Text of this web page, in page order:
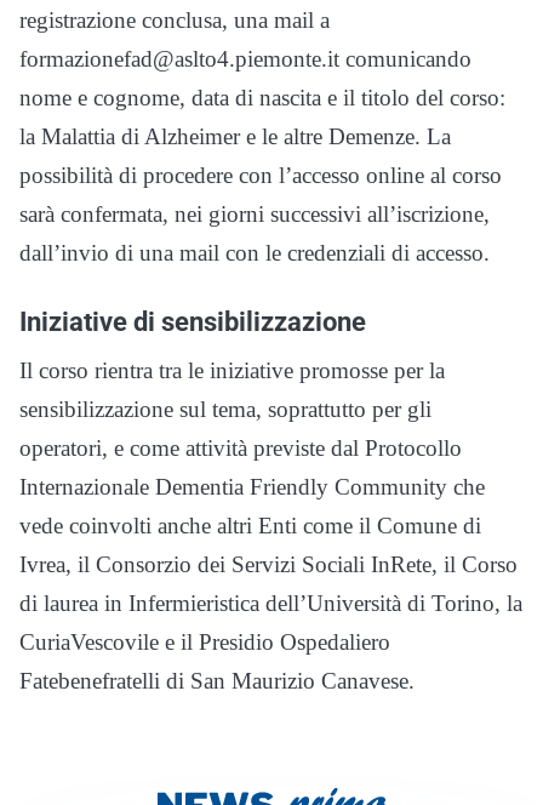
registrazione conclusa, una mail a
formazionefad@aslto4.piemonte.it comunicando
nome e cognome, data di nascita e il titolo del corso:
la Malattia di Alzheimer e le altre Demenze. La
possibilità di procedere con l’accesso online al corso
sarà confermata, nei giorni successivi all’iscrizione,
dall’invio di una mail con le credenziali di accesso.
Iniziative di sensibilizzazione
Il corso rientra tra le iniziative promosse per la
sensibilizzazione sul tema, soprattutto per gli
operatori, e come attività previste dal Protocollo
Internazionale Dementia Friendly Community che
vede coinvolti anche altri Enti come il Comune di
Ivrea, il Consorzio dei Servizi Sociali InRete, il Corso
di laurea in Infermieristica dell’Università di Torino, la
CuriaVescovile e il Presidio Ospedaliero
Fatebenefratelli di San Maurizio Canavese.